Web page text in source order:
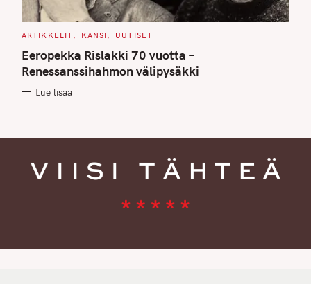
C
T
E
G
O
I
ARTIKKELIT KANSI UUTISET
Eeropekka Rislakki 70 vuotta –
Renessanssihahmon välipysäkki
Lue lisää